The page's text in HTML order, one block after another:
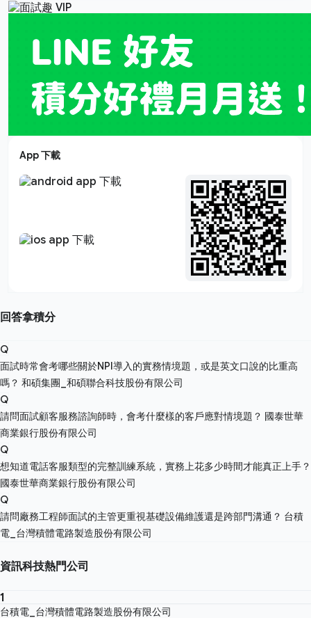
App 下載
回答拿積分
Q
面試時常會考哪些關於NPI導入的實務情境題，或是英文口說的比重高
嗎？ 和碩集團_和碩聯合科技股份有限公司
Q
請問面試顧客服務諮詢師時，會考什麼樣的客戶應對情境題？ 國泰世華
商業銀行股份有限公司
Q
想知道電話客服類型的完整訓練系統，實務上花多少時間才能真正上手？
國泰世華商業銀行股份有限公司
Q
請問廠務工程師面試的主管更重視基礎設備維護還是跨部門溝通？ 台積
電_台灣積體電路製造股份有限公司
資訊科技熱門公司
1
台積電_台灣積體電路製造股份有限公司